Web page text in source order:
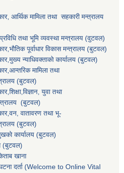
, आर्थिक मामिला तथा सहकारी मन्त्रालय
तथा भूमि व्यवस्था मन्त्रालय (वुटवल)
पूर्वाधार विकास मन्त्रालय (बुटवल)
मुख्य न्याधिवक्ताकाे कार्यालय (बुटवल)
आन्तरिक मामिला तथा
(बुटवल)
शिक्षा,विज्ञान, युवा तथा
(बुटवल)
वन, वातावरण तथा भू-
(बुटवल)
कार्यालय (बुटवल)
(बुटवल)
खाना
दर्ता (Welcome to Online Vital